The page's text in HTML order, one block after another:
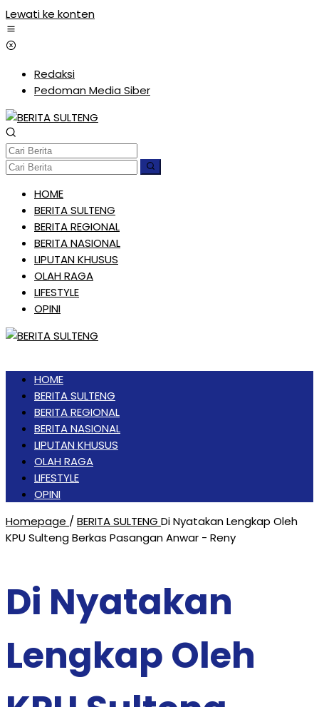
Lewati ke konten
Redaksi
Pedoman Media Siber
HOME
BERITA SULTENG
BERITA REGIONAL
BERITA NASIONAL
LIPUTAN KHUSUS
OLAH RAGA
LIFESTYLE
OPINI
HOME
BERITA SULTENG
BERITA REGIONAL
BERITA NASIONAL
LIPUTAN KHUSUS
OLAH RAGA
LIFESTYLE
OPINI
Homepage / BERITA SULTENG Di Nyatakan Lengkap Oleh
KPU Sulteng Berkas Pasangan Anwar - Reny
Di Nyatakan
Lengkap Oleh